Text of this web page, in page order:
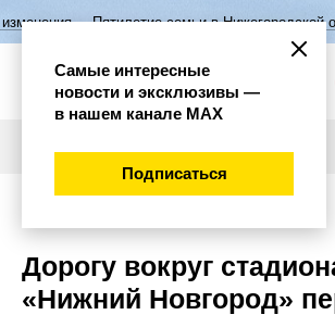
семьи в Нижегородской области Год
Дорогу вокруг
«Нижний Новгород»
Самые интересные
новости и эксклюзивы —
в нашем канале МАХ
Подписаться